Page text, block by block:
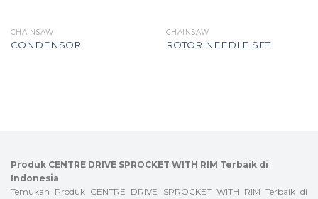
CHAINSAW
CONDENSOR
CHAINSAW
ROTOR NEEDLE SET
Produk CENTRE DRIVE SPROCKET WITH RIM Terbaik di
Indonesia
Temukan Produk CENTRE DRIVE SPROCKET WITH RIM Terbaik di